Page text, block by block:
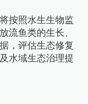
按照水生生物监
流鱼类的生长、
，评估生态修复
水域生态治理提